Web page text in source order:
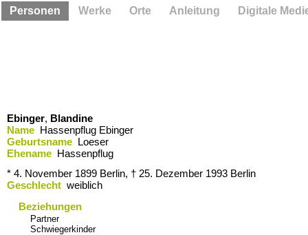
Ebinger, Blandine
Name Hassenpflug Ebinger
Geburtsname Loeser
Ehename Hassenpflug
* 4. November 1899 Berlin, † 25. Dezember 1993 Berlin
Geschlecht weiblich
Beziehungen
Partner
Schwiegerkinder
Personen Werke Orte Anleitung Digitale